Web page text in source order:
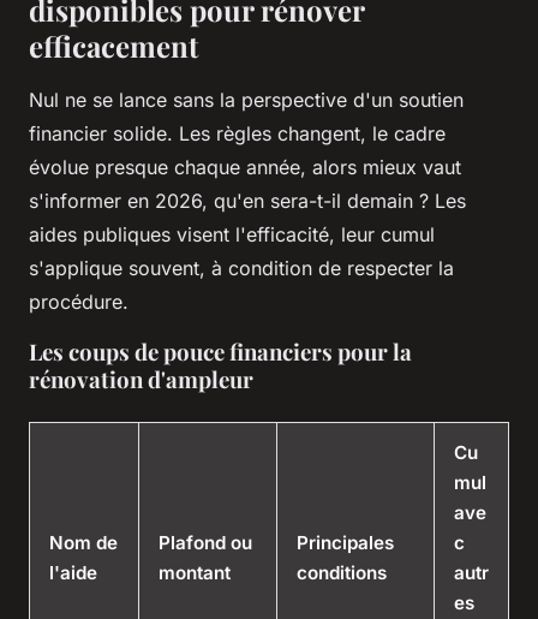
disponibles pour rénover
efficacement
Nul ne se lance sans la perspective d'un soutien
financier solide. Les règles changent, le cadre
évolue presque chaque année, alors mieux vaut
s'informer en 2026, qu'en sera-t-il demain ? Les
aides publiques visent l'efficacité, leur cumul
s'applique souvent, à condition de respecter la
procédure.
Les coups de pouce financiers pour la
rénovation d'ampleur
Nom de
l'aide
Plafond ou
montant
Principales
conditions
Cu
mul
ave
c
autr
es